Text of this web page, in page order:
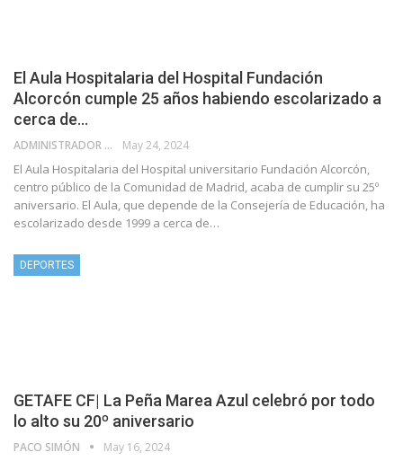
El Aula Hospitalaria del Hospital Fundación
Alcorcón cumple 25 años habiendo escolarizado a
cerca de…
ADMINISTRADOR May 24, 2024
El Aula Hospitalaria del Hospital universitario Fundación Alcorcón,
centro público de la Comunidad de Madrid, acaba de cumplir su 25º
aniversario. El Aula, que depende de la Consejería de Educación, ha
escolarizado desde 1999 a cerca de…
DEPORTES
GETAFE CF| La Peña Marea Azul celebró por todo
lo alto su 20º aniversario
PACO SIMÓN May 16, 2024